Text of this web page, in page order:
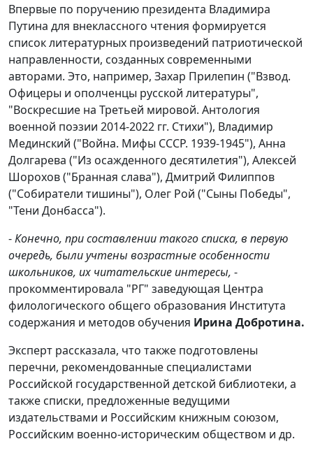
Впервые по поручению президента Владимира
Путина для внеклассного чтения формируется
список литературных произведений патриотической
направленности, созданных современными
авторами. Это, например, Захар Прилепин ("Взвод.
Офицеры и ополченцы русской литературы",
"Воскресшие на Третьей мировой. Антология
военной поэзии 2014-2022 гг. Стихи"), Владимир
Мединский ("Война. Мифы СССР. 1939-1945"), Анна
Долгарева ("Из осажденного десятилетия"), Алексей
Шорохов ("Бранная слава"), Дмитрий Филиппов
("Собиратели тишины"), Олег Рой ("Сыны Победы",
"Тени Донбасса").
-Конечно, при составлении такого списка, в первую
очередь, были учтены возрастные особенности
школьников, их читательские интересы, -
прокомментировала "РГ" заведующая Центра
филологического общего образования Института
содержания и методов обучения Ирина Добротина.
Эксперт рассказала, что также подготовлены
перечни, рекомендованные специалистами
Российской государственной детской библиотеки, а
также списки, предложенные ведущими
издательствами и Российским книжным союзом,
Российским военно-историческим обществом и др.